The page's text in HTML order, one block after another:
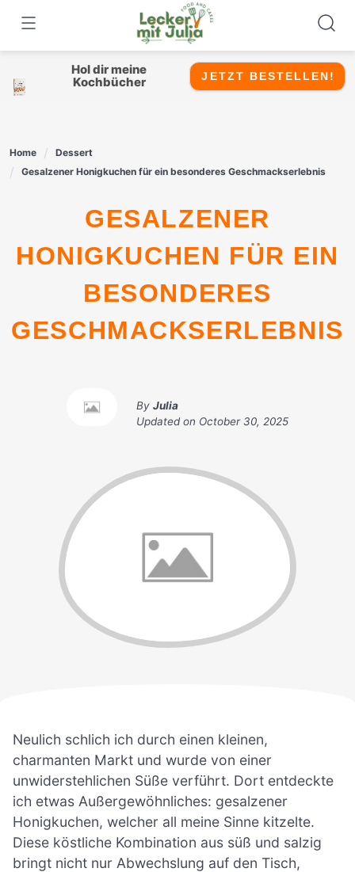
content
Hol dir meine
Kochbücher
JETZT BESTELLEN!
Home
Dessert
Gesalzener Honigkuchen für ein besonderes Geschmackserlebnis
GESALZENER
HONIGKUCHEN FÜR EIN
BESONDERES
GESCHMACKSERLEBNIS
By Julia
Updated on October 30, 2025
Neulich schlich ich durch einen kleinen,
charmanten Markt und wurde von einer
unwiderstehlichen Süße verführt. Dort entdeckte
ich etwas Außergewöhnliches: gesalzener
Honigkuchen, welcher all meine Sinne kitzelte.
Diese köstliche Kombination aus süß und salzig
bringt nicht nur Abwechslung auf den Tisch,